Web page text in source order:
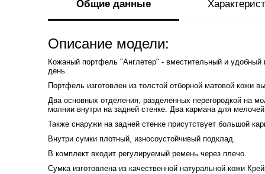
Общие данные
Описание модели:
Кожаный портфель "Англетер" - вместительный и
день.
Портфель изготовлен из толстой отборной матовой кожи
Два основных отделения, разделенных перегородкой на
молнии внутри на задней стенке. Два кармана для
Также снаружи на задней стенке присутствует большой
Внутри сумки плотный, износоустойчивый подклад.
В комплект входит регулируемый ремень через плечо.
Сумка изготовлена из качественной натуральной кожи